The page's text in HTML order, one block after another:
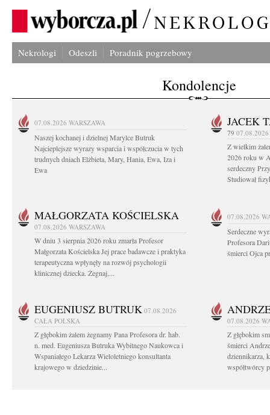
Nekrologi Odeszli Poradnik pogrzebowy
Kondolencje
07.08.2026 WARSZAWA
Naszej kochanej i dzielnej Marylce Butruk
Najcieplejsze wyrazy wsparcia i współczucia w tych
trudnych dniach Elżbieta, Mary, Hania, Ewa, Iza i
Ewa
JACEK
79 07.08.2026
Z wielkim
2026 roku w
serdeczny
Studiował
MAŁGORZATA KOŚCIELSKA
07.08.2026 WARSZAWA
W dniu 3 sierpnia 2026 roku zmarła Profesor
Małgorzata Kościelska Jej prace badawcze i praktyka
terapeutyczna wpłynęły na rozwój psychologii
klinicznej dziecka. Żegnaj,...
07.08.2026
Serdeczne
Profesora
śmierci Ojca
EUGENIUSZ BUTRUK 07.08.2026
CAŁA POLSKA
Z głębokim żalem żegnamy Pana Profesora dr. hab.
n. med. Eugeniusza Butruka Wybitnego Naukowca i
Wspaniałego Lekarza Wieloletniego konsultanta
krajowego w dziedzinie...
07.08.2026
Z głębokim
śmierci
dziennikarza,
współtwórcy